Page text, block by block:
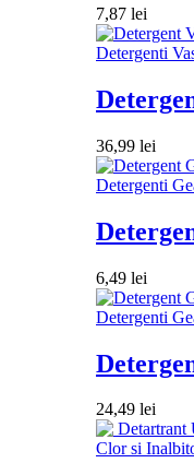
7,87 lei
Detergenti
36,99 lei
Detergenti
6,49 lei
Detergenti
24,49 lei
Clor si